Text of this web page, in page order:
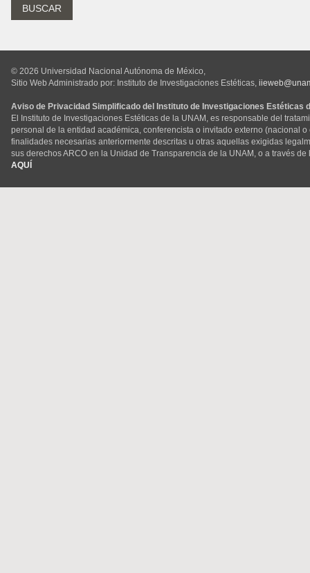
© 2026 Universidad Nacional Autónoma de México,
Sitio Web Administrado por: Instituto de Investigaciones Estéticas,
Aviso de Privacidad Simplificado del Instituto de Investigaciones Estéticas
El Instituto de Investigaciones Estéticas de la UNAM, es responsable del
personal de la entidad académica, conferencista o invitado externo (nacional
finalidades necesarias anteriormente descritas u otras aquellas exigidas
sus derechos ARCO en la Unidad de Transparencia de la UNAM, o a través
AQUÍ